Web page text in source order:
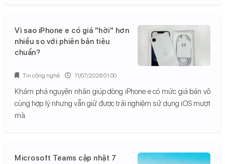
Vì sao iPhone e có giá "hời" hơn
nhiều so với phiên bản tiêu
chuẩn?
Khám phá nguyên nhân giúp dòng iPhone e có mức giá bán vô
cùng hợp lý nhưng vẫn giữ được trải nghiệm sử dụng iOS mượt
mà.
Tin công nghệ 11/07/2026 01:00
Microsoft Teams cập nhật 7